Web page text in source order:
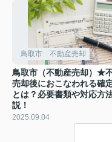
鳥取市 不動産売却
鳥取市（不動産売却）★
売却後におこなわれる確
とは？必要書類や対応方
説！
2025.09.04